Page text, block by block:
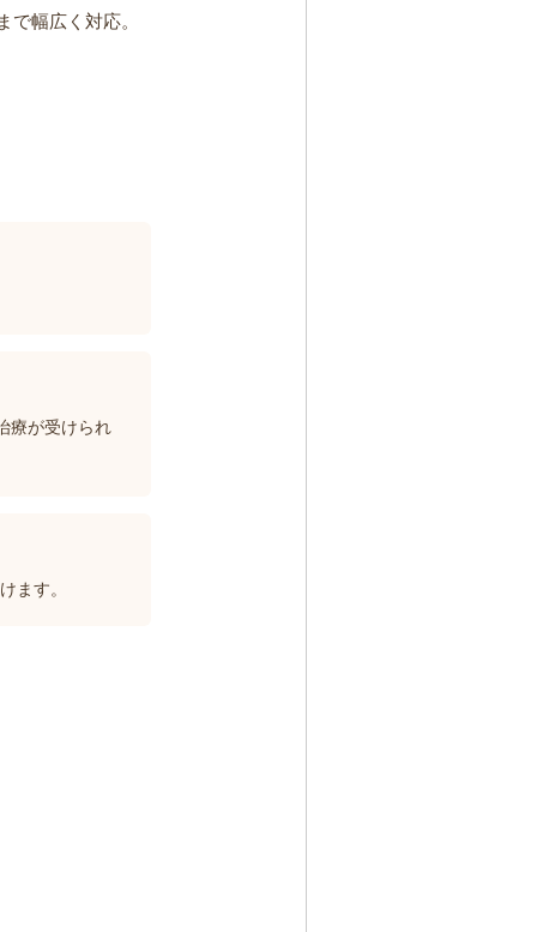
幅広く対応。
療が受けられ
ます。